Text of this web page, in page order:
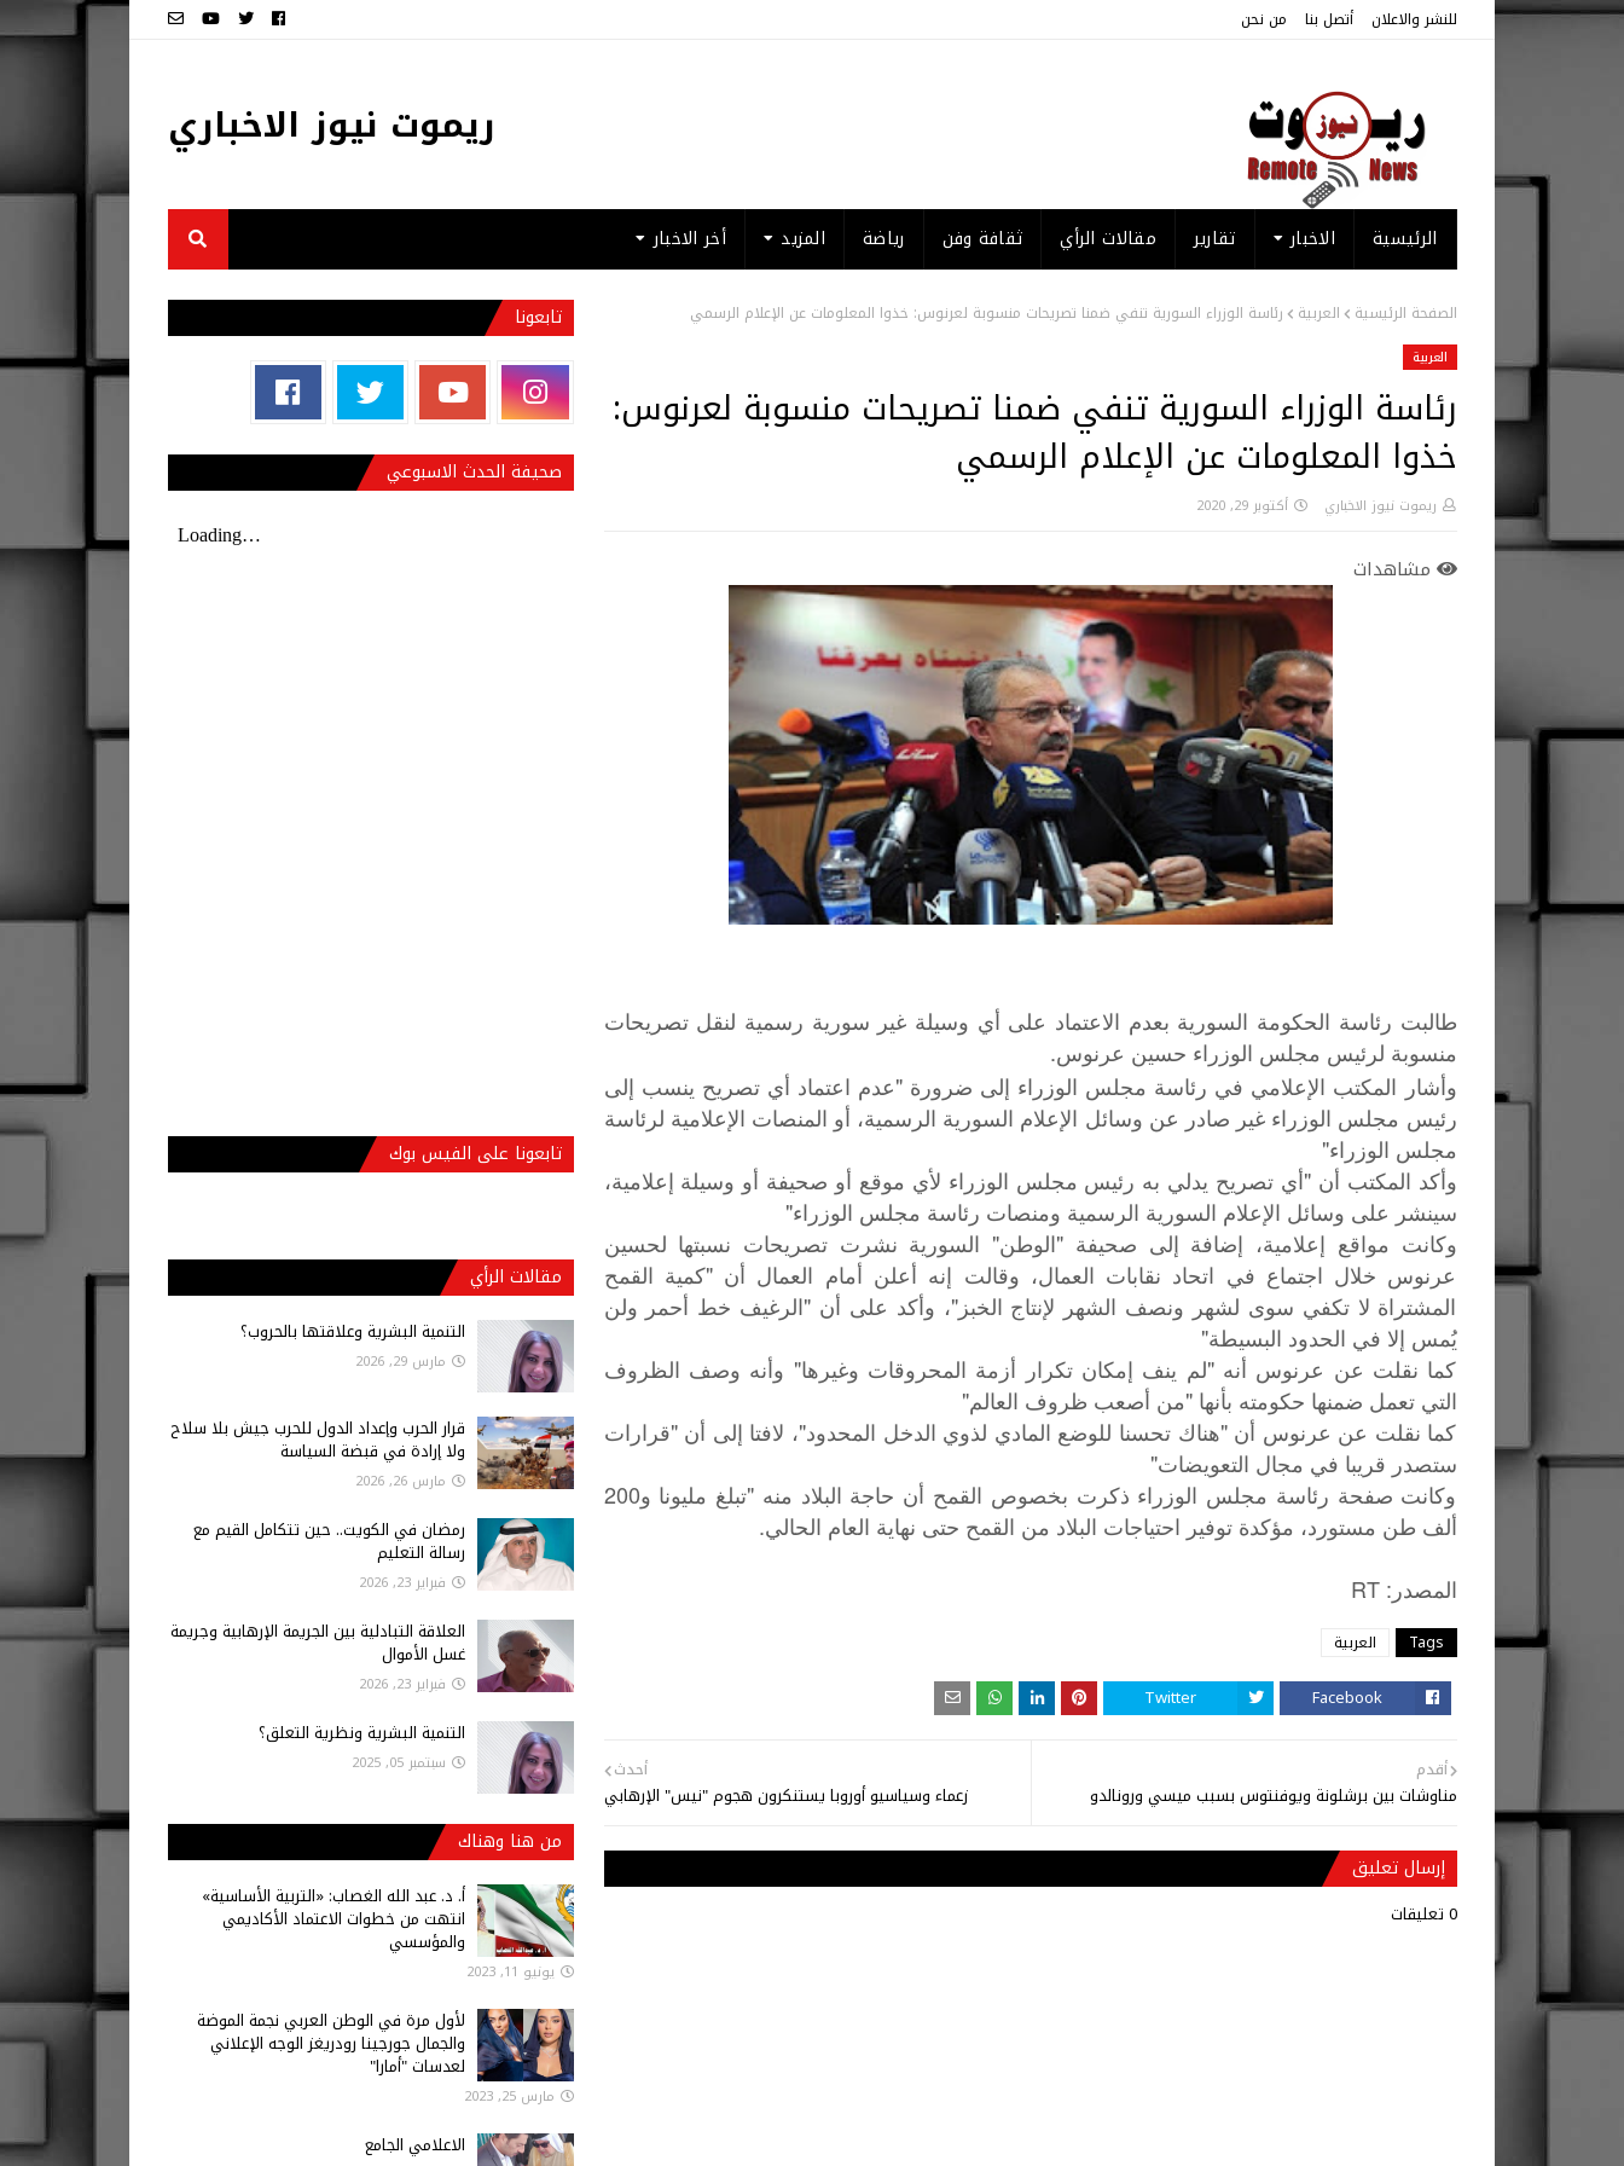
للنشر والاعلان أتصل بنا من نحن
ريموت نيوز الاخباري
الرئيسية الاخبار تقارير مقالات الرأي ثقافة وفن رياضة المزيد أخر الاخبار
الصفحة الرئيسية العربية رئاسة الوزراء السورية تنفي ضمنا تصريحات منسوبة لعرنوس: خذوا المعلومات عن الإعلام الرسمي
العربية
رئاسة الوزراء السورية تنفي ضمنا تصريحات منسوبة لعرنوس:
خذوا المعلومات عن الإعلام الرسمي
ريموت نيوز الاخباري أكتوبر 29, 2020
مشاهدات
طالبت رئاسة الحكومة السورية بعدم الاعتماد على أي وسيلة غير سورية رسمية لنقل تصريحات
منسوبة لرئيس مجلس الوزراء حسين عرنوس.
وأشار المكتب الإعلامي في رئاسة مجلس الوزراء إلى ضرورة "عدم اعتماد أي تصريح ينسب إلى
رئيس مجلس الوزراء غير صادر عن وسائل الإعلام السورية الرسمية، أو المنصات الإعلامية لرئاسة
مجلس الوزراء"
وأكد المكتب أن "أي تصريح يدلي به رئيس مجلس الوزراء لأي موقع أو صحيفة أو وسيلة إعلامية،
سينشر على وسائل الإعلام السورية الرسمية ومنصات رئاسة مجلس الوزراء"
وكانت مواقع إعلامية، إضافة إلى صحيفة "الوطن" السورية نشرت تصريحات نسبتها لحسين
عرنوس خلال اجتماع في اتحاد نقابات العمال، وقالت إنه أعلن أمام العمال أن "كمية القمح
المشتراة لا تكفي سوى لشهر ونصف الشهر لإنتاج الخبز"، وأكد على أن "الرغيف خط أحمر ولن
يُمس إلا في الحدود البسيطة"
كما نقلت عن عرنوس أنه "لم ينف إمكان تكرار أزمة المحروقات وغيرها" وأنه وصف الظروف
التي تعمل ضمنها حكومته بأنها "من أصعب ظروف العالم"
كما نقلت عن عرنوس أن "هناك تحسنا للوضع المادي لذوي الدخل المحدود"، لافتا إلى أن "قرارات
ستصدر قريبا في مجال التعويضات"
وكانت صفحة رئاسة مجلس الوزراء ذكرت بخصوص القمح أن حاجة البلاد منه "تبلغ مليونا و200
ألف طن مستورد، مؤكدة توفير احتياجات البلاد من القمح حتى نهاية العام الحالي.
المصدر : RT
Tags العربية
Facebook
Twitter
أحدث
زعماء وسياسيو أوروبا يستنكرون هجوم "نيس" الإرهابي
أقدم
مناوشات بين برشلونة ويوفنتوس بسبب ميسي ورونالدو
إرسال تعليق
0 تعليقات
تابعونا
صحيفة الحدث الاسبوعي
تابعونا على الفيس بوك
مقالات الرأي
التنمية البشرية وعلاقتها بالحروب؟
مارس 29, 2026
قرار الحرب وإعداد الدول للحرب جيش بلا سلاح
ولا إرادة في قبضة السياسة
مارس 26, 2026
رمضان في الكويت.. حين تتكامل القيم مع
رسالة التعليم
فبراير 23, 2026
العلاقة التبادلية بين الجريمة الإرهابية وجريمة
غسل الأموال
فبراير 23, 2026
التنمية البشرية ونظرية التعلق؟
سبتمبر 05, 2025
من هنا وهناك
أ‌. د. عبد الله الغصاب: «التربية الأساسية»
انتهت من خطوات الاعتماد الأكاديمي
والمؤسسي
يونيو 11, 2023
لأول مرة في الوطن العربي نجمة الموضة
والجمال جورجينا رودريغز الوجه الإعلاني
لعدسات "أمارا"
مارس 25, 2023
الاعلامي الجامع